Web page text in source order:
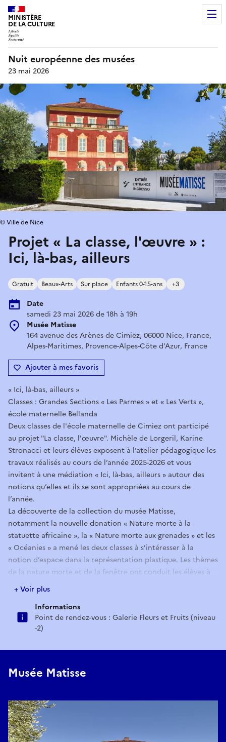
MINISTÈRE
DE LA CULTURE
Nuit européenne des musées
23 mai 2026
Projet « La classe, l'œuvre » :
Ici, là-bas, ailleurs
Gratuit Beaux-Arts Sur place Enfants 0-15-ans +3
Date
samedi 23 mai 2026 de 18h à 19h
Musée Matisse
164 avenue des Arènes de Cimiez, 06000 Nice, France,
Alpes-Maritimes, Provence-Alpes-Côte d'Azur, France
Ajouter à mes favoris
© Ville de Nice
« Ici, là-bas, ailleurs »
Classes : Grandes Sections « Les Parmes » et « Les Verts »,
école maternelle Bellanda
Deux classes de l'école maternelle de Cimiez ont participé
au projet "La classe, l'œuvre". Michèle de Lorgeril, Karine
Stronacci et leurs élèves exposent à l’atelier pédagogique les
travaux réalisés au cours de l’année 2025-2026 et vous
invitent à une médiation « Ici, là-bas, ailleurs » autour des
notions qu’elles et ils se sont appropriées au cours de
l’année.
La découverte de la collection du musée Matisse,
notamment la nouvelle donation « Nature morte à la
statuette africaine », la « Nature morte aux grenades » et les
« Océanies » a mené les deux classes à s’intéresser à la
notion d’espace dans la représentation plastique. Les thèmes
de la nature morte et de la fenêtre ont conduit les élèves à
jouer avec la profondeur dans leurs créations, puis à
composer un espace imaginaire avec la technique du
pochoir.
Point de rendez-vous : Galerie Fleurs et Fruits (niveau -2)
+ Voir plus
Informations
Point de rendez-vous : Galerie Fleurs et Fruits (niveau
-2)
Musée Matisse